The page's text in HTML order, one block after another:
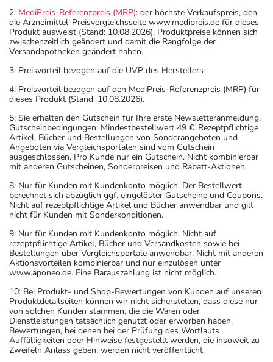
2: MediPreis-Referenzpreis (MRP): der höchste Verkaufspreis, den
die Arzneimittel-Preisvergleichsseite www.medipreis.de für dieses
Produkt ausweist (Stand: 10.08.2026). Produktpreise können sich
zwischenzeitlich geändert und damit die Rangfolge der
Versandapotheken geändert haben.
3: Preisvorteil bezogen auf die UVP des Herstellers
4: Preisvorteil bezogen auf den MediPreis-Referenzpreis (MRP) für
dieses Produkt (Stand: 10.08.2026).
5: Sie erhalten den Gutschein für Ihre erste Newsletteranmeldung.
Gutscheinbedingungen: Mindestbestellwert 49 €. Rezeptpflichtige
Artikel, Bücher und Bestellungen von Sonderangeboten und
Angeboten via Vergleichsportalen sind vom Gutschein
ausgeschlossen. Pro Kunde nur ein Gutschein. Nicht kombinierbar
mit anderen Gutscheinen, Sonderpreisen und Rabatt-Aktionen.
8: Nur für Kunden mit Kundenkonto möglich. Der Bestellwert
berechnet sich abzüglich ggf. eingelöster Gutscheine und Coupons.
Nicht auf rezeptpflichtige Artikel und Bücher anwendbar und gilt
nicht für Kunden mit Sonderkonditionen.
9: Nur für Kunden mit Kundenkonto möglich. Nicht auf
rezeptpflichtige Artikel, Bücher und Versandkosten sowie bei
Bestellungen über Vergleichsportale anwendbar. Nicht mit anderen
Aktionsvorteilen kombinierbar und nur einzulösen unter
www.aponeo.de. Eine Barauszahlung ist nicht möglich.
10: Bei Produkt- und Shop-Bewertungen von Kunden auf unseren
Produktdetailseiten können wir nicht sicherstellen, dass diese nur
von solchen Kunden stammen, die die Waren oder
Dienstleistungen tatsächlich genutzt oder erworben haben.
Bewertungen, bei denen bei der Prüfung des Wortlauts
Auffälligkeiten oder Hinweise festgestellt werden, die insoweit zu
Zweifeln Anlass geben, werden nicht veröffentlicht.